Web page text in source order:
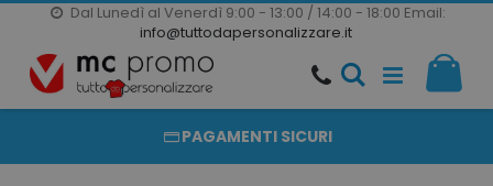
Dal Lunedì al Venerdì 9:00 - 13:00 / 14:00 - 18:00 Email:
info@tuttodapersonalizzare.it
Salta
al
contenuto
20000 PRODOTTI
PRODOTTI COMPLETAMENTE PERSONALIZZABILI
PAGAMENTI SICURI